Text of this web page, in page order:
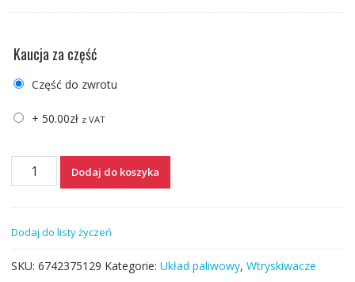
Kaucja za część
Część do zwrotu
+ 50.00zł z VAT
ilość
WTRYSKI
TDI
038130079X
NOWY
Dodaj do koszyka
Dodaj do listy życzeń
SKU: 6742375129 Kategorie: Układ paliwowy, Wtryskiwacze